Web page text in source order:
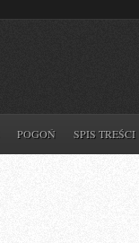
POGOŃ SPIS TREŚCI